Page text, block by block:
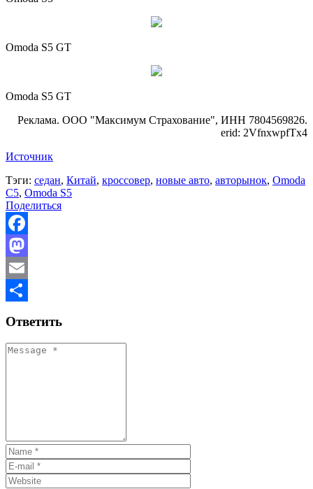
Omoda S5 GT
Omoda S5 GT
Реклама. ООО "Максимум Страхование", ИНН 7804569826.
erid: 2VfnxwpfTx4
Источник
Тэги: седан, Китай, кроссовер, новые авто, авторынок, Omoda
C5, Omoda S5
Поделиться
Facebook
Mastodon
Email
Ответить